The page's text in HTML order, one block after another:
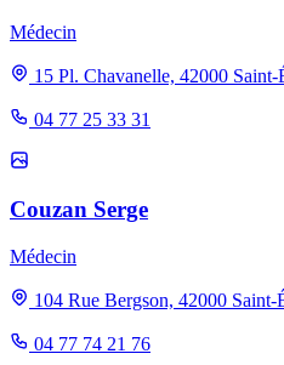
Médecin
15 Pl. Chavanelle, 42000 Saint-
04 77 25 33 31
Couzan Serge
Médecin
104 Rue Bergson, 42000 Saint-
04 77 74 21 76